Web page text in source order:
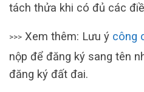
tách thửa khi có đủ các
>>> Xem thêm: Lưu ý công
nộp để đăng ký sang tên
đăng ký đất đai.